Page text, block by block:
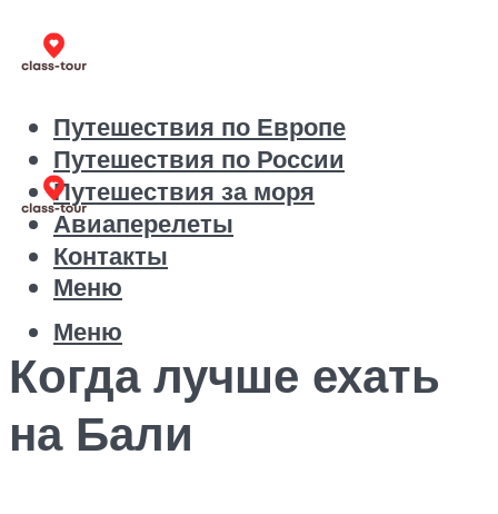
Путешествия по Европе
Путешествия по России
Путешествия за моря
Авиаперелеты
Контакты
Меню
Меню
Когда лучше ехать
на Бали